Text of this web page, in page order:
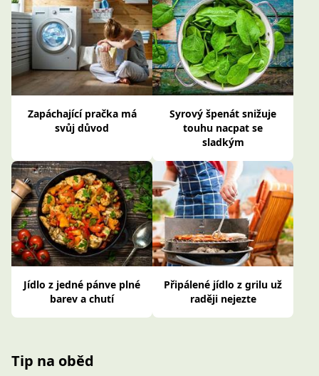
Zapáchající pračka má
svůj důvod
Syrový špenát snižuje
touhu nacpat se
sladkým
Jídlo z jedné pánve plné
barev a chutí
Připálené jídlo z grilu už
raději nejezte
Tip na oběd